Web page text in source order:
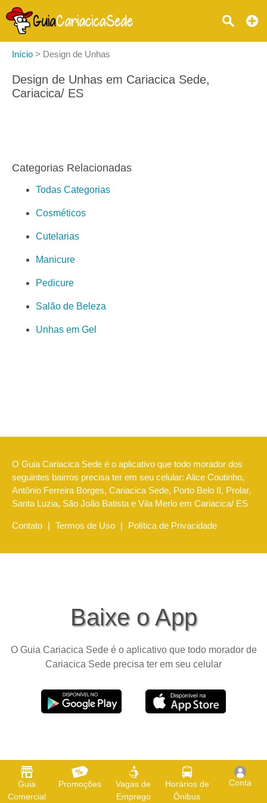
Guia
Comercial
Promoções
Vagas de
Emprego
Horários de
Ônibus
Conta
Início > Design de Unhas
Design de Unhas em Cariacica Sede,
Cariacica/ ES
Categorias Relacionadas
Todas Categorias
Cosméticos
Cutelarias
Manicure
Pedicure
Salão de Beleza
Unhas em Gel
O Guia Cariacica Sede é o aplicativo que todo morador dos
seguintes bairros precisa ter em seu celular: Alice Coutinho,
Antônio Ferreira Borges, Cariacica Sede, Porto Belo II, Prolar,
Santa Luzia, São João Batista e Vila Merlo em Cariacica/ ES
Contato | Termos de Uso | Política de Privacidade
Baixe o App
O Guia Cariacica Sede é o aplicativo que todo morador de
Cariacica Sede precisa ter em seu celular